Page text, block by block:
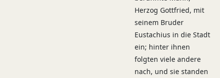
Herzog Gottfried, mit
seinem Bruder
Eustachius in die Stadt
ein; hinter ihnen
folgten viele andere
nach, und sie standen